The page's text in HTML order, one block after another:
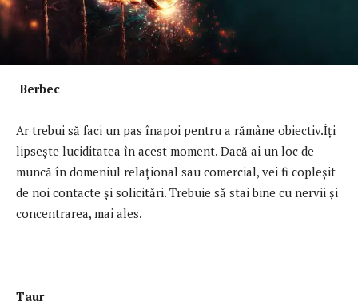
Berbec
Ar trebui să faci un pas înapoi pentru a rămâne obiectiv.Îți
lipsește luciditatea în acest moment. Dacă ai un loc de
muncă în domeniul relațional sau comercial, vei fi copleșit
de noi contacte și solicitări. Trebuie să stai bine cu nervii și
concentrarea, mai ales.
Taur